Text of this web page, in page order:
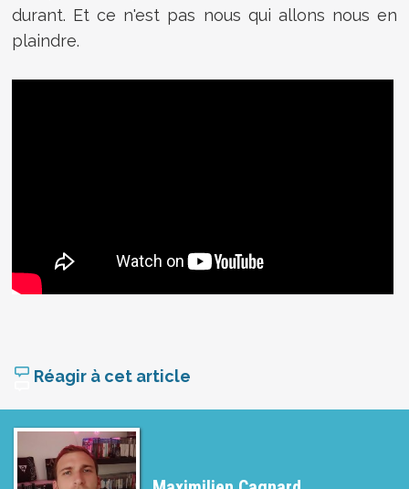
durant. Et ce n'est pas nous qui allons nous en
plaindre.
Réagir à cet article